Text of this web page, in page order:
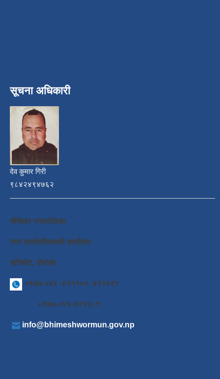
सूचना अधिकारी
देव कुमार गिरी
९८४२४९४७६२
भीमेश्वर नगरपालिका
नगर कार्यपालिकाको कार्यालय
चरिकोट, दोलखा
+९७७-०४९ -४२११००, ४२१४९१
+९७७-०४९-४२१३८१
info@bhimeshwormun.gov.np